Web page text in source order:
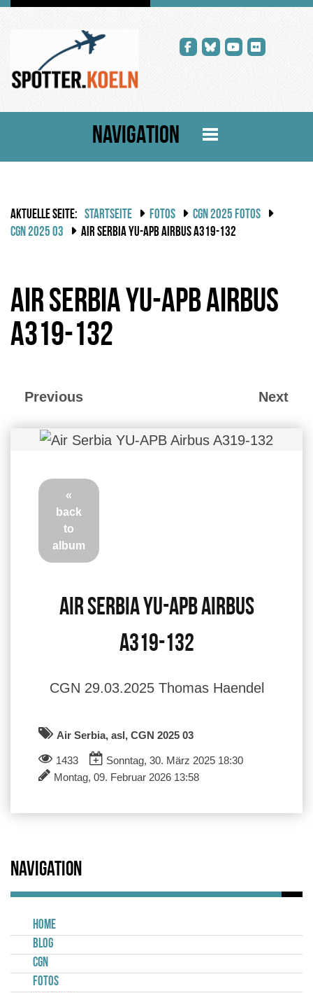
NAVIGATION
AKTUELLE SEITE: STARTSEITE FOTOS
CGN 2025 FOTOS
CGN 2025 03
AIR SERBIA YU-APB AIRBUS A319-132
Air Serbia YU-APB Airbus
A319-132
Previous Next
«
back
to
album
Air Serbia YU-APB Airbus
A319-132
CGN 29.03.2025 Thomas Haendel
Air Serbia, asl, CGN 2025 03
1433
Sonntag, 30. März 2025 18:30
Montag, 09. Februar 2026 13:58
Navigation
Home
Blog
CGN
Fotos